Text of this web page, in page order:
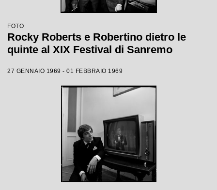
FOTO
Rocky Roberts e Robertino dietro le
quinte al XIX Festival di Sanremo
27 GENNAIO 1969 - 01 FEBBRAIO 1969